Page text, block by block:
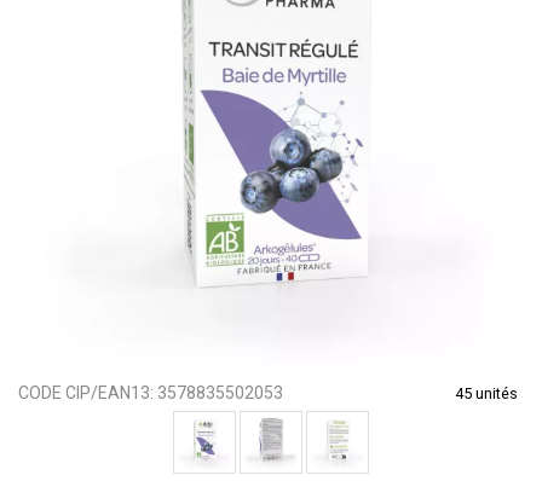
CODE CIP/EAN13: 3578835502053 45 unités